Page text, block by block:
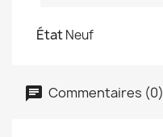
ÉtatNeuf
Commentaires (0)